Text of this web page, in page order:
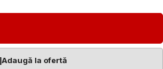
Adaugă la ofertă